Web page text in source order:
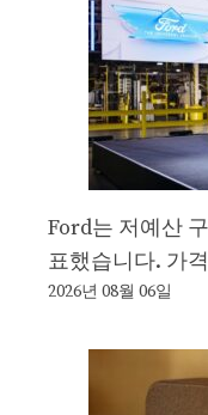
Ford는 저예산
표했습니다. 가
2026년 08월 06일